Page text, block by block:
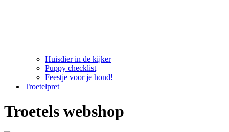
Huisdier in de kijker
Puppy checklist
Feestje voor je hond!
Troetelpret
Troetels webshop